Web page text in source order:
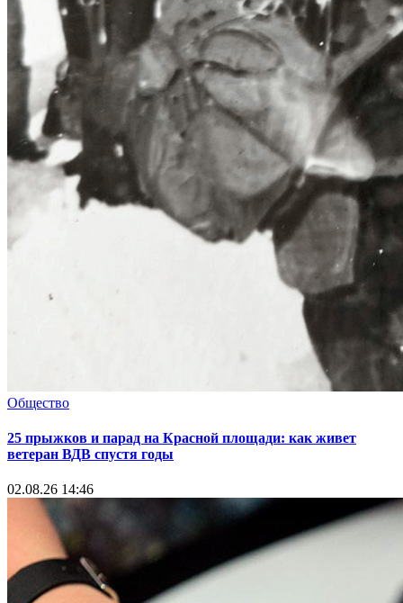
Общество
25 прыжков и парад на Красной площади: как живет
ветеран ВДВ спустя годы
02.08.26 14:46